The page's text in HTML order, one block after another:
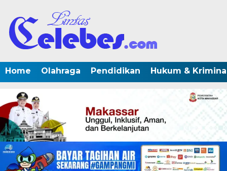
Home Olahraga Pendidikan Hukum &